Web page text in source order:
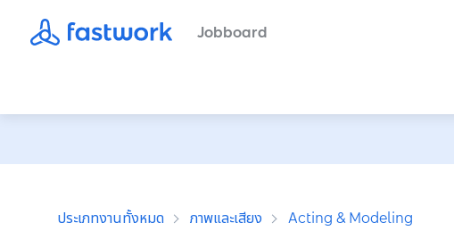
Jobboard
ประเภทงานทั้งหมด ภาพและเสียง Acting & Modeling